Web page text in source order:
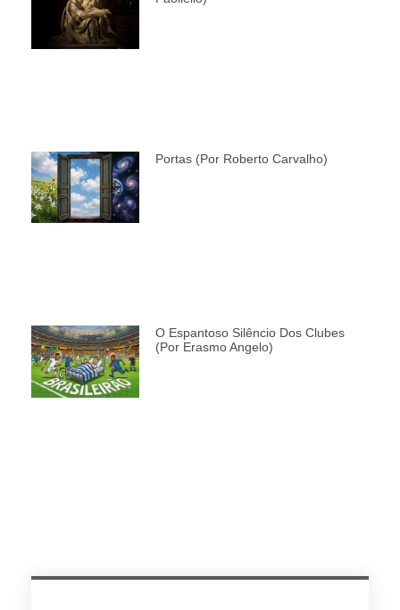
Portas (por Roberto Carvalho)
O Espantoso Silêncio Dos Clubes
(por Erasmo Angelo)